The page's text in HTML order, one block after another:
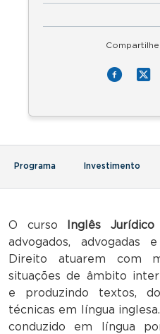
Programa Investimento
O curso Inglês Jurídico
advogados, advogadas
Direito atuarem com
situações de âmbito
e produzindo textos,
técnicas em língua
conduzido em língua